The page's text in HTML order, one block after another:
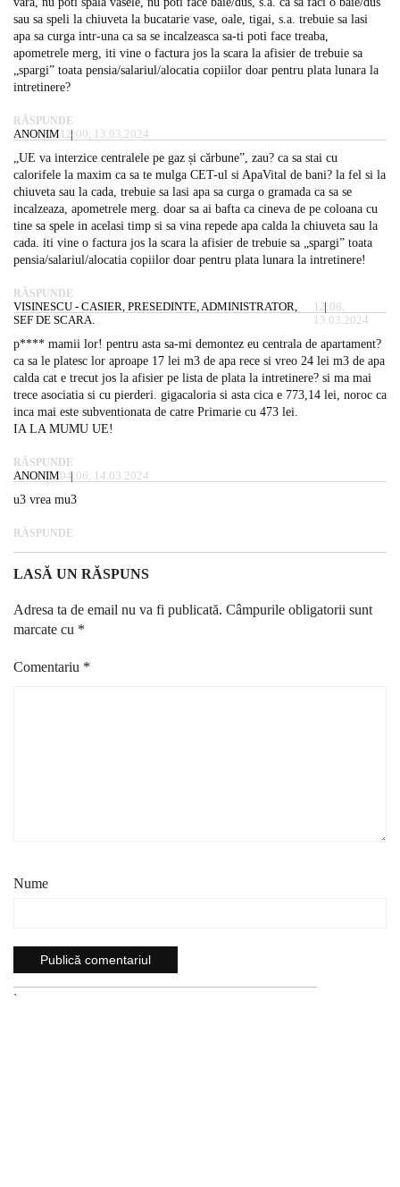
sau sa speli la chiuveta la bucatarie vase, oale, tigai, s.a. trebuie sa lasi
apa sa curga intr-una ca sa se incalzeasca sa-ti poti face treaba,
apometrele merg, iti vine o factura jos la scara la afisier de trebuie sa
„spargi” toata pensia/salariul/alocatia copiilor doar pentru plata lunara la
intretinere?
RĂSPUNDE
ANONIM 12:00, 13.03.2024
„UE va interzice centralele pe gaz și cărbune”, zau? ca sa stai cu
calorifele la maxim ca sa te mulga CET-ul si ApaVital de bani? la fel si la
chiuveta sau la cada, trebuie sa lasi apa sa curga o gramada ca sa se
incalzeaza, apometrele merg. doar sa ai bafta ca cineva de pe coloana cu
tine sa spele in acelasi timp si sa vina repede apa calda la chiuveta sau la
cada. iti vine o factura jos la scara la afisier de trebuie sa „spargi” toata
pensia/salariul/alocatia copiilor doar pentru plata lunara la intretinere!
RĂSPUNDE
VISINESCU - CASIER, PRESEDINTE, ADMINISTRATOR,
SEF DE SCARA.
12:08,
13.03.2024
p**** mamii lor! pentru asta sa-mi demontez eu centrala de apartament?
ca sa le platesc lor aproape 17 lei m3 de apa rece si vreo 24 lei m3 de apa
calda cat e trecut jos la afisier pe lista de plata la intretinere? si ma mai
trece asociatia si cu pierderi. gigacaloria si asta cica e 773,14 lei, noroc ca
inca mai este subventionata de catre Primarie cu 473 lei.
IA LA MUMU UE!
RĂSPUNDE
ANONIM04:06, 14.03.2024
u3 vrea mu3
RĂSPUNDE
LASĂ UN RĂSPUNS
Adresa ta de email nu va fi publicată. Câmpurile obligatorii sunt
marcate cu *
Comentariu *
Nume
`